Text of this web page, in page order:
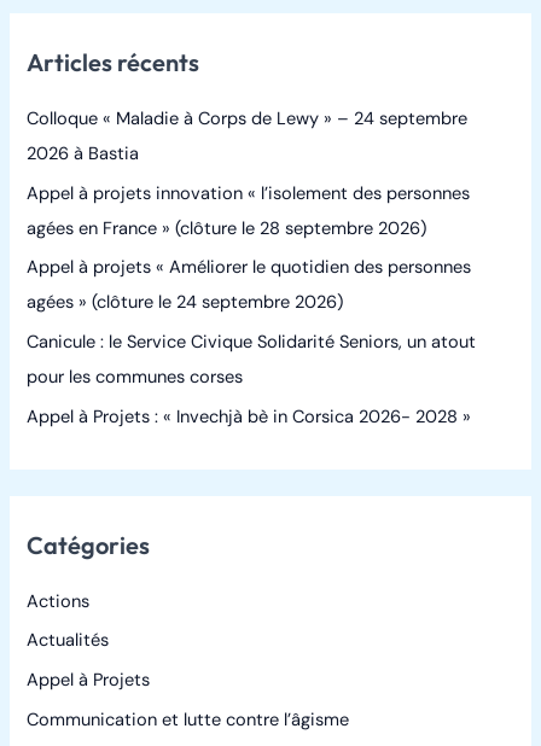
e
:
Articles récents
Colloque « Maladie à Corps de Lewy » – 24 septembre
2026 à Bastia
Appel à projets innovation « l’isolement des personnes
agées en France » (clôture le 28 septembre 2026)
Appel à projets « Améliorer le quotidien des personnes
agées » (clôture le 24 septembre 2026)
Canicule : le Service Civique Solidarité Seniors, un atout
pour les communes corses
Appel à Projets : « Invechjà bè in Corsica 2026- 2028 »
Catégories
Actions
Actualités
Appel à Projets
Communication et lutte contre l’âgisme